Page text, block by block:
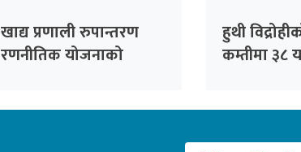
खाद्य प्रणाली रुपान्तरण
रणनीतिक योजनाको
हुथी
कम्तीमा ३८